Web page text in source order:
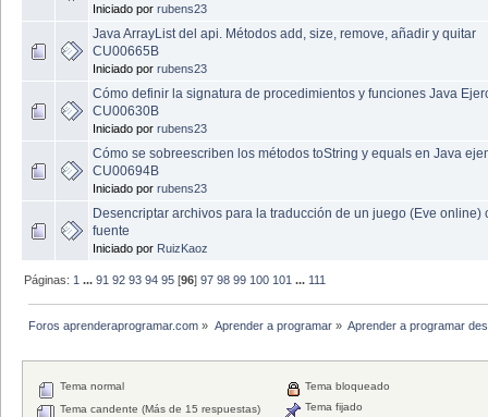
Iniciado por rubens23
Java ArrayList del api. Métodos add, size, remove, añadir y quitar
CU00665B
Iniciado por rubens23
Cómo definir la signatura de procedimientos y funciones Java
CU00630B
Iniciado por rubens23
Cómo se sobreescriben los métodos toString y equals en Java
CU00694B
Iniciado por rubens23
Desencriptar archivos para la traducción de un juego (Eve online)
fuente
Iniciado por RuizKaoz
Páginas: 1 ...91 92 93 94 95 [96]97 98 99 100 101 ... 111
Foros aprenderaprogramar.com » Aprender a programar» Aprender a programar
Tema normal
Tema candente (Más de 15 respuestas)
Tema bloqueado
Tema fijado